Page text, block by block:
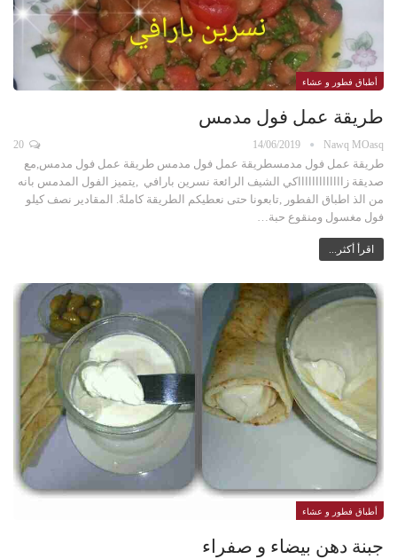
أطباق فطور و عشاء
طريقة عمل فول مدمس
Nawq MOasq
14/06/2019
طريقة عمل فول مدمسطريقة عمل فول مدمس طريقة عمل فول مدمس,مع
صديقة زاااااااااااااكي الشيف الرائعة نسرين بارافي ,يتميز الفول المدمس بانه
من الذ اطباق الفطور ,تابعونا حتى نعطيكم الطريقة كاملةً. المقادير نصف كيلو
فول مغسول ومنقوع حبة…
اقرأ أكثر...
أطباق فطور و عشاء
جبنة دهن بيضاء و صفراء